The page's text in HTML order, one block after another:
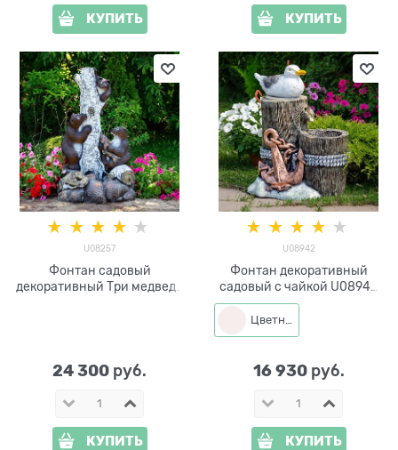
КУПИТЬ КУПИТЬ
U08257
Фонтан садовый
декоративный Три медведя
24 300 руб.
КУПИТЬ
U08942
Фонтан декоративный
садовый с чайкой U08942
стеклопластик, высота 80
Цветная
16 930 руб.
КУПИТЬ